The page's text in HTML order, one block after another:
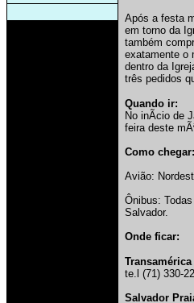
Após a festa
em torno da
também
exatamente o
dentro da
três pedidos
Quando ir:
No inÃ­cio de
feira deste
Como chegar:
Avião:
Ônibus:
Salvador.
Onde ficar:
te.l (71) 330-
Salvador